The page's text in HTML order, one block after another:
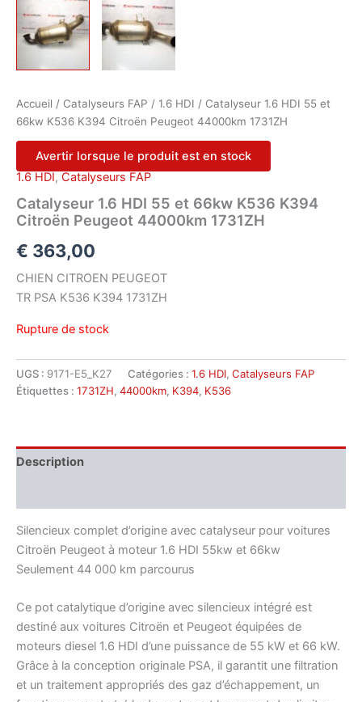
Accueil / Catalyseurs FAP / 1.6 HDI / Catalyseur 1.6 HDI 55 et
66kw K536 K394 Citroën Peugeot 44000km 1731ZH
Avertir lorsque le produit est en stock
1.6 HDI, Catalyseurs FAP
Catalyseur 1.6 HDI 55 et 66kw K536 K394
Citroën Peugeot 44000km 1731ZH
€ 363,00
CHIEN CITROEN PEUGEOT
TR PSA K536 K394 1731ZH
Rupture de stock
UGS : 9171-E5_K27 Catégories : 1.6 HDI, Catalyseurs FAP
Étiquettes : 1731ZH, 44000km, K394, K536
Description
Silencieux complet d’origine avec catalyseur pour voitures
Citroën Peugeot à moteur 1.6 HDI 55kw et 66kw
Seulement 44 000 km parcourus
Ce pot catalytique d’origine avec silencieux intégré est
destiné aux voitures Citroën et Peugeot équipées de
moteurs diesel 1.6 HDI d’une puissance de 55 kW et 66 kW.
Grâce à la conception originale PSA, il garantit une filtration
et un traitement appropriés des gaz d’échappement, un